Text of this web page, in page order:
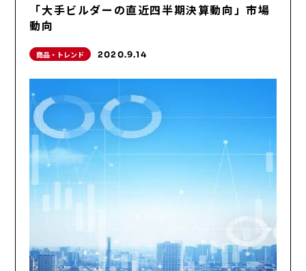
「大手ビルダーの直近四半期決算動向」市場
動向
商品・トレンド 2020.9.14